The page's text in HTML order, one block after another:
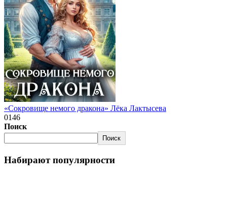
«Сокровище немого дракона» Лёка Лактысева
0146
Поиск
Поиск
Набирают популярности